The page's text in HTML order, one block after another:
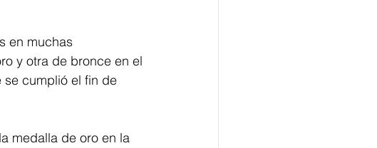
en muchas
y otra de bronce en el
cumplió el fin de
medalla de oro en la